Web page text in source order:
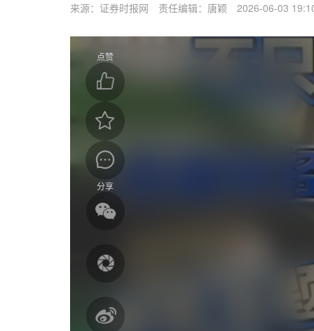
来源：证券时报网 责任编辑：唐颖 2026-06-03
点赞
分享